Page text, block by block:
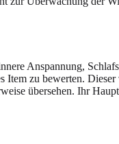
Anspannung,
zu bewerten.
übersehen. Ihr